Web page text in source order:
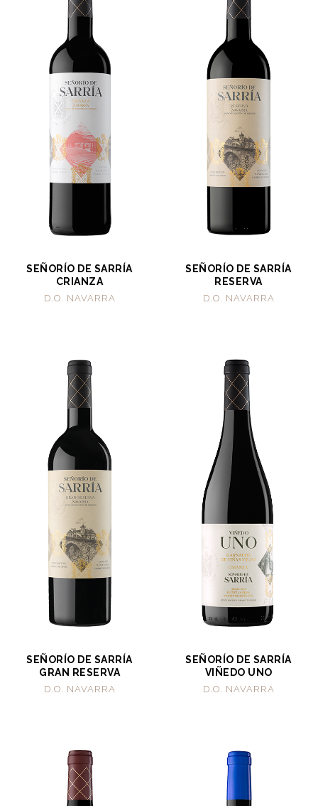
SEÑORÍO DE SARRÍA
CRIANZA
D.O. NAVARRA
SEÑORÍO DE SARRÍA
RESERVA
D.O. NAVARRA
SEÑORÍO DE SARRÍA
GRAN RESERVA
D.O. NAVARRA
SEÑORÍO DE SARRÍA
VIÑEDO UNO
D.O. NAVARRA